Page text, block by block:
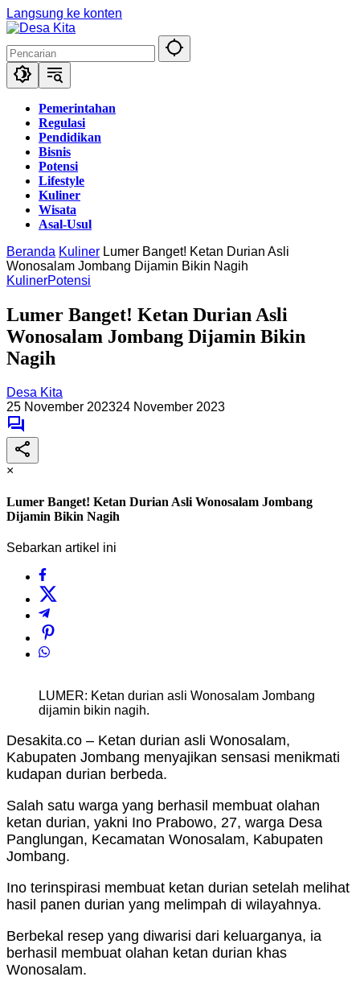
Langsung ke konten
Pemerintahan
Regulasi
Pendidikan
Bisnis
Potensi
Lifestyle
Kuliner
Wisata
Asal-Usul
Beranda Kuliner Lumer Banget! Ketan Durian Asli
Wonosalam Jombang Dijamin Bikin Nagih
KulinerPotensi
Lumer Banget! Ketan Durian Asli
Wonosalam Jombang Dijamin Bikin
Nagih
Desa Kita
25 November 202324 November 2023
×
Lumer Banget! Ketan Durian Asli Wonosalam Jombang
Dijamin Bikin Nagih
Sebarkan artikel ini
LUMER: Ketan durian asli Wonosalam Jombang
dijamin bikin nagih.
Desakita.co – Ketan durian asli Wonosalam,
Kabupaten Jombang menyajikan sensasi menikmati
kudapan durian berbeda.
Salah satu warga yang berhasil membuat olahan
ketan durian, yakni Ino Prabowo, 27, warga Desa
Panglungan, Kecamatan Wonosalam, Kabupaten
Jombang.
Ino terinspirasi membuat ketan durian setelah melihat
hasil panen durian yang melimpah di wilayahnya.
Berbekal resep yang diwarisi dari keluarganya, ia
berhasil membuat olahan ketan durian khas
Wonosalam.